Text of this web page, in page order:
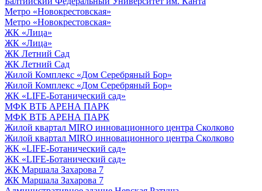
Метро «Новокрестовская»
Метро «Новокрестовская»
ЖК «Лица»
ЖК «Лица»
ЖК Летний Сад
ЖК Летний Сад
Жилой Комплекс «Дом Серебряный Бор»
Жилой Комплекс «Дом Серебряный Бор»
ЖК «LIFE-Ботанический сад»
МФК ВТБ АРЕНА ПАРК
МФК ВТБ АРЕНА ПАРК
Жилой квартал MIRO инновационного центра Сколково
Жилой квартал MIRO инновационного центра Сколково
ЖК «LIFE-Ботанический сад»
ЖК «LIFE-Ботанический сад»
ЖК Маршала Захарова 7
ЖК Маршала Захарова 7